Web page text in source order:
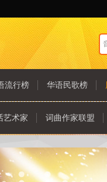
流行榜 华语民歌榜
艺术家 词曲作家联盟